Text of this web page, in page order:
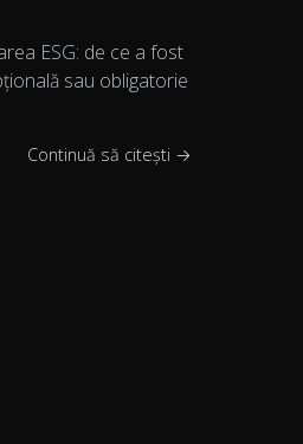
ESG: de ce a fost
sau obligatorie
Continuă să citești →